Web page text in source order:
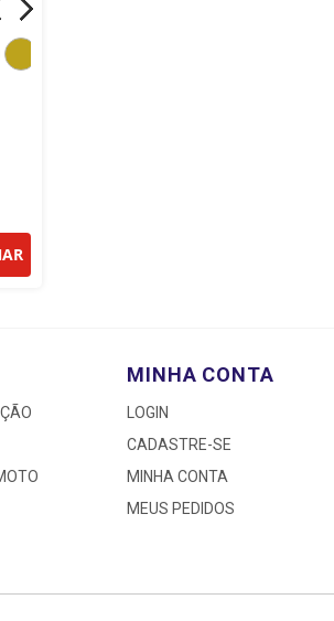
MINHA CONTA
LOGIN
CADASTRE-SE
MINHA CONTA
MEUS PEDIDOS